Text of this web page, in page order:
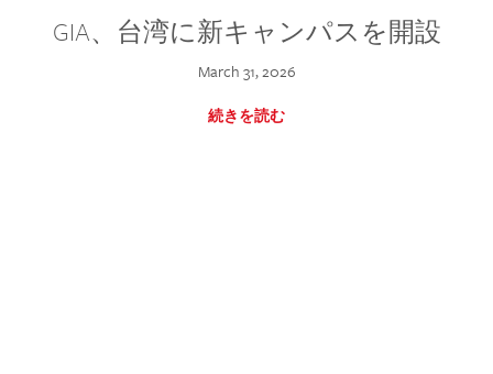
GIA、台湾に新キャンパスを開設
March 31, 2026
続きを読む